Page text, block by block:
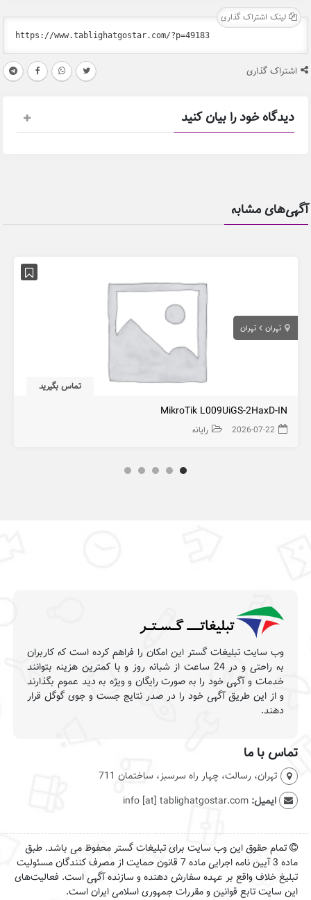
لینک اشتراک گذاری
اشتراک گذاری
دیدگاه خود را بیان کنید
آگهی‌های مشابه
تهران تهران
تماس بگیرید
MikroTik L009UiGS-2HaxD-IN
2026-07-22 رایانه
وب سایت تبلیغات گستر این امکان را فراهم کرده است که کاربران
به راحتی و در 24 ساعت از شبانه روز و با کمترین هزینه بتوانند
خدمات و آگهی خود را به صورت رایگان و ویژه به دید عموم بگذارند
و از این طریق آگهی خود را در صدر نتایج جست و جوی گوگل قرار
دهند.
تماس با ما
تهران، رسالت، چهار راه سرسبز، ساختمان 711
ایمیل:info [at] tablighatgostar.com
تمام حقوق این وب سایت برای تبلیغات گستر محفوظ می باشد. طبق
ماده 3 آیین نامه اجرایی ماده 7 قانون حمایت از مصرف کنندگان مسئولیت
تبلیغ خلاف واقع بر عهده سفارش دهنده و سازنده آگهی است. فعالیت‌های
این سایت تابع قوانین و مقررات جمهوری اسلامی ایران است.